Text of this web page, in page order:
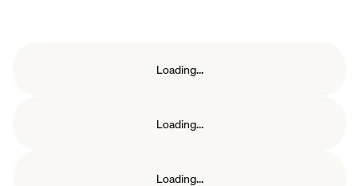
Loading...
Loading...
Loading...